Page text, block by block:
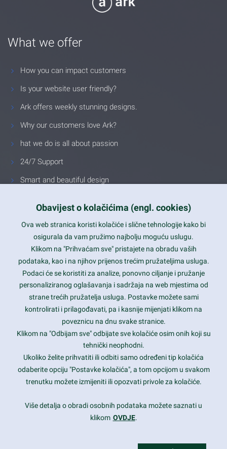
What we offer
How you can impact customers
Is your website user friendly?
Ark offers weekly stunning designs.
Why our customers love Ark?
hat we do is all about passion
24/7 Support
Smart and beautiful design
Latest trends and much more...
Contact Info
1600 Amphitheatre Parkway, Mountain View, CA 94043
prothemes.net@gmail.com
Daily: 9:00 am - 6:00 pm
Sunday: Closed
Copyright 2017FRESHFACE© All Rights Reserved
Obavijest o kolačićima (engl. cookies)
Ova web stranica koristi kolačiće i slične tehnologije kako bi
osigurala da vam pružimo najbolju moguću uslugu.
Klikom na "Prihvaćam sve" pristajete na obradu vaših
podataka, kao i na njihov prijenos trećim pružateljima usluga.
Podaci će se koristiti za analize, ponovno ciljanje i pružanje
personaliziranog oglašavanja i sadržaja na web mjestima od
strane trećih pružatelja usluga. Postavke možete sami
kontrolirati i prilagođavati, pa i kasnije mijenjati klikom na
poveznicu na dnu svake stranice.
Klikom na "Odbijam sve" odbijate sve kolačiće osim onih koji su
tehnički neophodni.
Ukoliko želite prihvatiti ili odbiti samo određeni tip kolačića
odaberite opciju "Postavke kolačića", a tom opcijom u svakom
trenutku možete izmijeniti ili opozvati privole za kolačiće.
Više detalja o obradi osobnih podataka možete saznati u
klikom OVDJE.